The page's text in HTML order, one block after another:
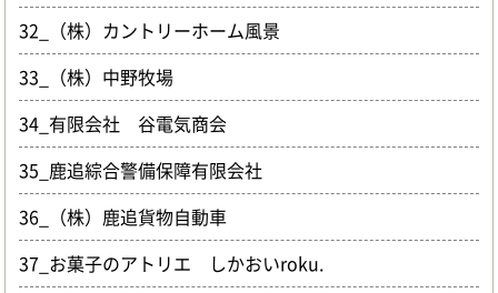
32_（株）カントリーホーム風景
33_（株）中野牧場
34_有限会社 谷電気商会
35_鹿追綜合警備保障有限会社
36_（株）鹿追貨物自動車
37_お菓子のアトリエ しかおいroku.